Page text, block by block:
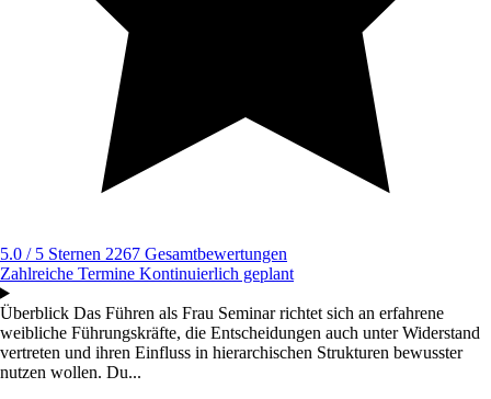
5.0 / 5 Sternen 2267 Gesamtbewertungen
Zahlreiche Termine Kontinuierlich geplant
Überblick Das Führen als Frau Seminar richtet sich an erfahrene
weibliche Führungskräfte, die Entscheidungen auch unter Widerstand
vertreten und ihren Einfluss in hierarchischen Strukturen bewusster
nutzen wollen. Du...